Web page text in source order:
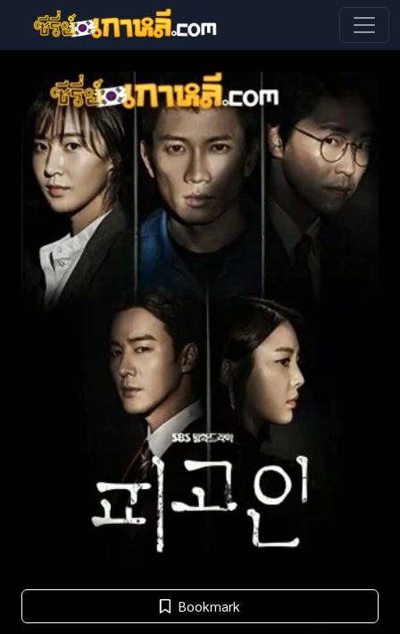
Bookmark